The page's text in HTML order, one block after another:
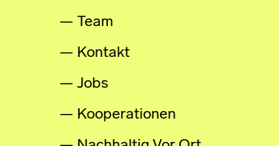
Team
Kontakt
Jobs
Kooperationen